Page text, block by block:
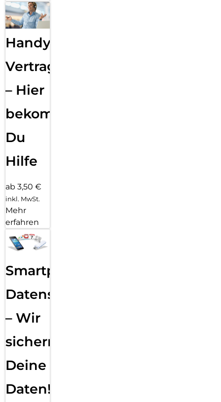
Handy
Vertragsabwicklung
– Hier
bekommst
Du
Hilfe
ab 3,50 €
inkl. MwSt.
Mehr
erfahren
Smartphone
Datensicherung
– Wir
sichern
Deine
Daten!